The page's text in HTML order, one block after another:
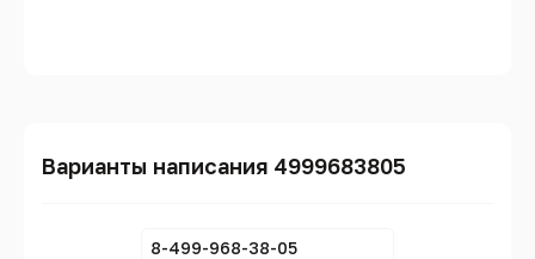
Варианты написания 4999683805
8-499-968-38-05